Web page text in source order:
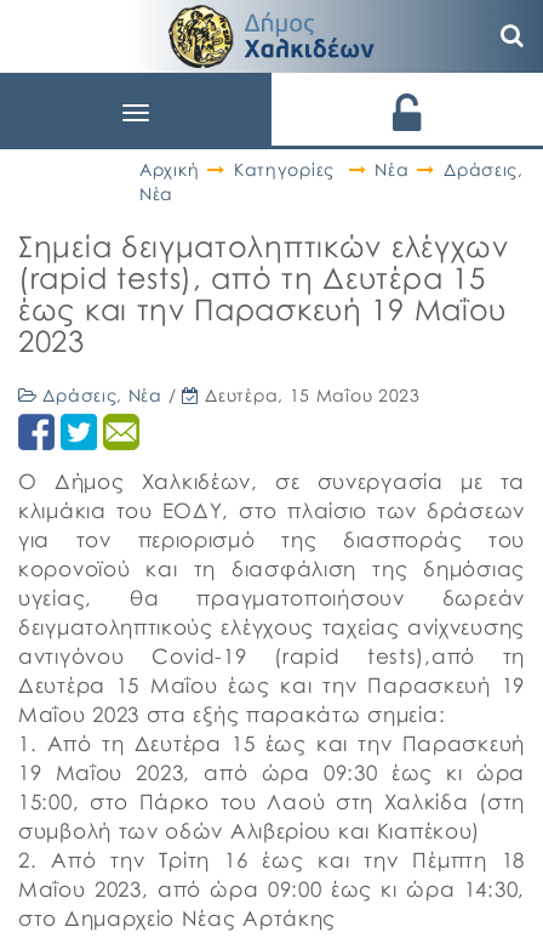
Toggle
Αρχική
Κατηγορίες Νέα Δράσεις,
Νέα
Σημεία δειγματοληπτικών ελέγχων
(rapid tests), από τη Δευτέρα 15
έως και την Παρασκευή 19 Μαΐου
2023
Δράσεις, Νέα / Δευτέρα, 15 Μαΐου 2023
Ο Δήμος Χαλκιδέων, σε συνεργασία με τα
κλιμάκια του ΕΟΔΥ, στο πλαίσιο των δράσεων
για τον περιορισμό της διασποράς του
κορονοϊού και τη διασφάλιση της δημόσιας
υγείας, θα πραγματοποιήσουν δωρεάν
δειγματοληπτικούς ελέγχους ταχείας ανίχνευσης
αντιγόνου Covid-19 (rapid tests),από τη
Δευτέρα 15 Μαΐου έως και την Παρασκευή 19
Μαΐου 2023 στα εξής παρακάτω σημεία:
1. Από τη Δευτέρα 15 έως και την Παρασκευή
19 Μαΐου 2023, από ώρα 09:30 έως κι ώρα
15:00, στο Πάρκο του Λαού στη Χαλκίδα (στη
συμβολή των οδών Αλιβερίου και Κιαπέκου)
2. Από την Τρίτη 16 έως και την Πέμπτη 18
Μαΐου 2023, από ώρα 09:00 έως κι ώρα 14:30,
στο Δημαρχείο Νέας Αρτάκης